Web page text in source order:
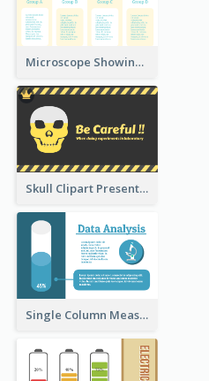
Microscope Showing Comparison
Skull Clipart Presenting Dangerous
Single Column Measurement